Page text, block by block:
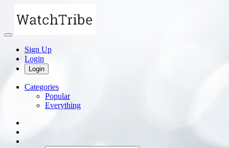
Sign Up
Login
Login
Categories
Popular
Everything